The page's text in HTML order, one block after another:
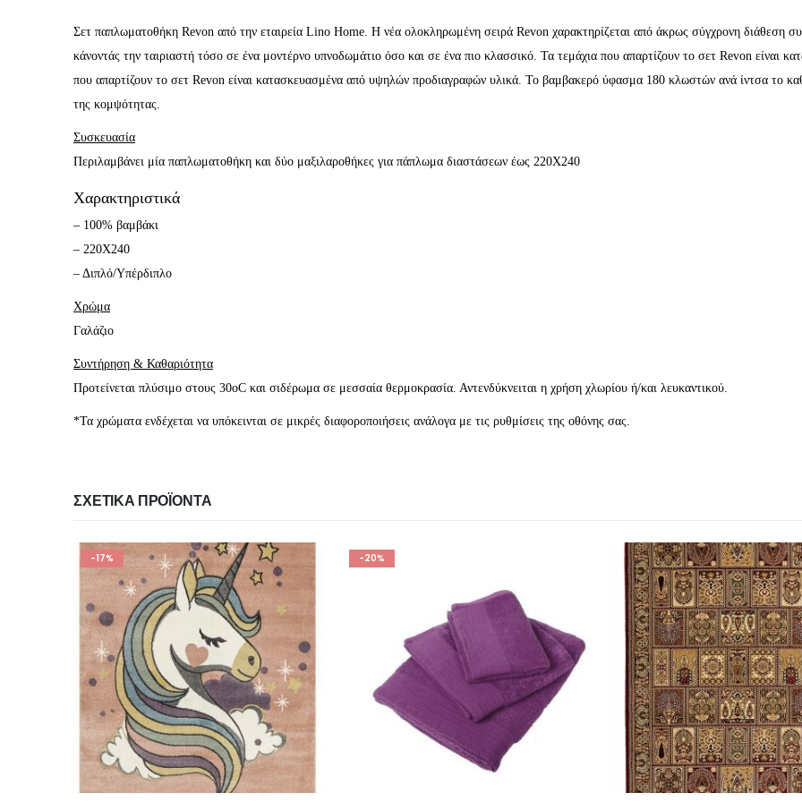
Σετ παπλωματοθήκη Revon από την εταιρεία Lino Home. Η νέα ολοκληρωμένη σειρά Revon χαρακτηρίζεται από άκρως σύγχρονη διάθεση
κάνοντάς την ταιριαστή τόσο σε ένα μοντέρνο υπνοδωμάτιο όσο και σε ένα πιο κλασσικό. Τα τεμάχια που απαρτίζουν το σετ Revon είναι
που απαρτίζουν το σετ Revon είναι κατασκευασμένα από υψηλών προδιαγραφών υλικά. Το βαμβακερό ύφασμα 180 κλωστών ανά ίντσα το
της κομψότητας.
Συσκευασία
Περιλαμβάνει μία παπλωματοθήκη και δύο μαξιλαροθήκες για πάπλωμα διαστάσεων έως 220Χ240
Χαρακτηριστικά
– 100% βαμβάκι
– 220Χ240
– Διπλό/Υπέρδιπλο
Χρώμα
Γαλάζιο
Συντήρηση & Καθαριότητα
Προτείνεται πλύσιμο στους 30oC και σιδέρωμα σε μεσσαία θερμοκρασία. Αντενδύκνειται η χρήση χλωρίου ή/και λευκαντικού.
*Τα χρώματα ενδέχεται να υπόκεινται σε μικρές διαφοροποιήσεις ανάλογα με τις ρυθμίσεις της οθόνης σας.
ΣΧΕΤΙΚΆ ΠΡΟΪΌΝΤΑ
-20%